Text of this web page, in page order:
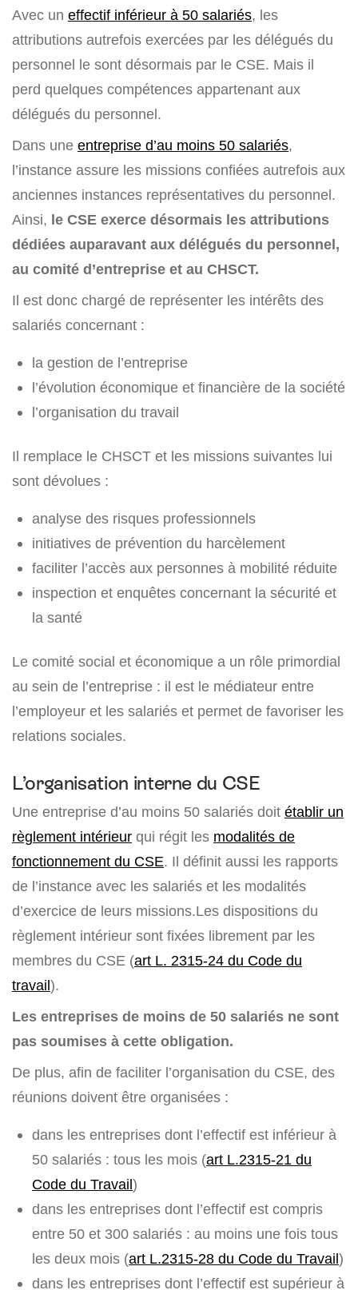
Avec un effectif inférieur à 50 salariés, les
attributions autrefois exercées par les délégués du
personnel le sont désormais par le CSE. Mais il
perd quelques compétences appartenant aux
délégués du personnel.
Dans une entreprise d’au moins 50 salariés,
l’instance assure les missions confiées autrefois aux
anciennes instances représentatives du personnel.
Ainsi, le CSE exerce désormais les attributions
dédiées auparavant aux délégués du personnel,
au comité d’entreprise et au CHSCT.
Il est donc chargé de représenter les intérêts des
salariés concernant :
la gestion de l’entreprise
l’évolution économique et financière de la société
l’organisation du travail
Il remplace le CHSCT et les missions suivantes lui
sont dévolues :
analyse des risques professionnels
initiatives de prévention du harcèlement
faciliter l’accès aux personnes à mobilité réduite
inspection et enquêtes concernant la sécurité et
la santé
Le comité social et économique a un rôle primordial
au sein de l’entreprise : il est le médiateur entre
l’employeur et les salariés et permet de favoriser les
relations sociales.
L’organisation interne du CSE
Une entreprise d’au moins 50 salariés doit établir un
règlement intérieur qui régit les modalités de
fonctionnement du CSE. Il définit aussi les rapports
de l’instance avec les salariés et les modalités
d’exercice de leurs missions.Les dispositions du
règlement intérieur sont fixées librement par les
membres du CSE (art L. 2315-24 du Code du
travail).
Les entreprises de moins de 50 salariés ne sont
pas soumises à cette obligation.
De plus, afin de faciliter l’organisation du CSE, des
réunions doivent être organisées :
dans les entreprises dont l’effectif est inférieur à
50 salariés : tous les mois (art L.2315-21 du
Code du Travail)
dans les entreprises dont l’effectif est compris
entre 50 et 300 salariés : au moins une fois tous
les deux mois (art L.2315-28 du Code du Travail)
dans les entreprises dont l’effectif est supérieur à